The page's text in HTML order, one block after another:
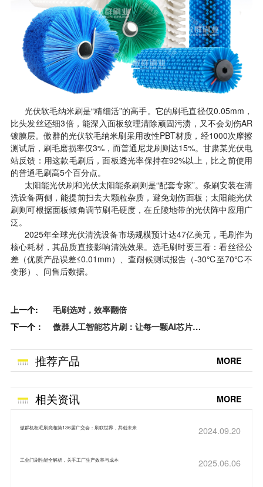
光伏软毛纳米刷是“精细活”的高手。它的刷毛直径仅0.05mm，
比头发丝还细3倍，能深入面板纹理清除顽固污渍，又不会划伤AR
镀膜层。傲群的光伏软毛纳米刷采用改性PBT材质，经1000次摩擦
测试后，刷毛磨损率仅3%，而普通尼龙刷则达15%。甘肃某光伏电
站反馈：用这款毛刷后，面板透光率保持在92%以上，比之前使用
的普通毛刷高5个百分点。
太阳能光伏刷和光伏太阳能条刷则是“配套专家”。条刷安装在清
洗设备两侧，能提前扫去大颗粒杂质，避免划伤面板；太阳能光伏
刷则可根据面板倾角调节刷毛硬度，在丘陵地带的光伏阵中应用广
泛。
2025年全球光伏清洗设备市场规模预计达47亿美元，毛刷作为
核心耗材，其品质直接影响清洗效果。选毛刷时要三看：看丝径公
差（优质产品误差≤0.01mm）、查耐候测试报告（-30℃至70℃不
变形）、问售后数据。
上一个:
毛刷选对，效率翻倍
下一个：
傲群人工智能芯片刷：让每一颗AI芯片
推荐产品 MORE
相关资讯 MORE
傲群机柜毛刷亮相第136届广交会：刷联世界，共创未来 2024.09.20
工业门刷性能全解析，关乎工厂生产效率与成本 2025.06.06